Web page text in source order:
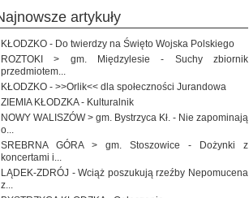
najnowsze artykuły
KŁODZKO - Do twierdzy na Święto Wojska Polskiego
ROZTOKI > gm. Międzylesie - Suchy zbiornik
przedmiotem...
KŁODZKO - >>Orlik<< dla społeczności Jurandowa
ZIEMIA KŁODZKA - Kulturalnik
NOWY WALISZÓW > gm. Bystrzyca Kł. - Nie zapominają
o...
SREBRNA GÓRA > gm. Stoszowice - Dożynki z
koncertami i...
LĄDEK-ZDRÓJ - Wciąż poszukują rzeźby Nepomucena
z...